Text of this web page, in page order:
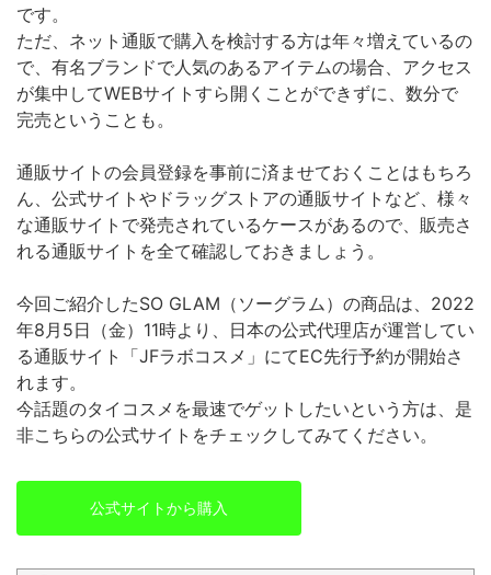
です。
ただ、ネット通販で購入を検討する方は年々増えているの
で、有名ブランドで人気のあるアイテムの場合、アクセス
が集中してWEBサイトすら開くことができずに、数分で
完売ということも。
通販サイトの会員登録を事前に済ませておくことはもちろ
ん、公式サイトやドラッグストアの通販サイトなど、様々
な通販サイトで発売されているケースがあるので、販売さ
れる通販サイトを全て確認しておきましょう。
今回ご紹介したSO GLAM（ソーグラム）の商品は、2022
年8月5日（金）11時より、日本の公式代理店が運営してい
る通販サイト「JFラボコスメ」にてEC先行予約が開始さ
れます。
今話題のタイコスメを最速でゲットしたいという方は、是
非こちらの公式サイトをチェックしてみてください。
公式サイトから購入